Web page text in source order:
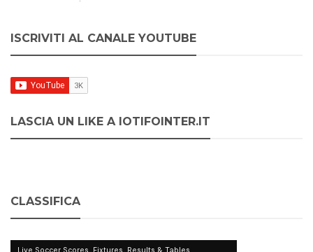
ISCRIVITI AL CANALE YOUTUBE
LASCIA UN LIKE A IOTIFOINTER.IT
CLASSIFICA